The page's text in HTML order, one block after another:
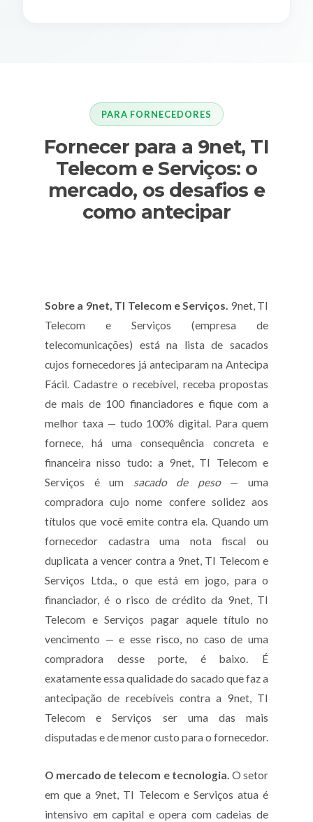
PARA FORNECEDORES
Fornecer para a 9net, TI
Telecom e Serviços: o
mercado, os desafios e
como antecipar
Sobre a 9net, TI Telecom e Serviços. 9net, TI
Telecom e Serviços (empresa de
telecomunicações) está na lista de sacados
cujos fornecedores já anteciparam na Antecipa
Fácil. Cadastre o recebível, receba propostas
de mais de 100 financiadores e fique com a
melhor taxa — tudo 100% digital. Para quem
fornece, há uma consequência concreta e
financeira nisso tudo: a 9net, TI Telecom e
Serviços é um sacado de peso— uma
compradora cujo nome confere solidez aos
títulos que você emite contra ela. Quando um
fornecedor cadastra uma nota fiscal ou
duplicata a vencer contra a 9net, TI Telecom e
Serviços Ltda., o que está em jogo, para o
financiador, é o risco de crédito da 9net, TI
Telecom e Serviços pagar aquele título no
vencimento — e esse risco, no caso de uma
compradora desse porte, é baixo. É
exatamente essa qualidade do sacado que faz a
antecipação de recebíveis contra a 9net, TI
Telecom e Serviços ser uma das mais
disputadas e de menor custo para o fornecedor.
O mercado de telecom e tecnologia. O setor
em que a 9net, TI Telecom e Serviços atua é
intensivo em capital e opera com cadeias de